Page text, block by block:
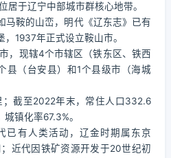
居于辽宁中部城市群核心地带。
马鞍的山峦，明代《辽东志》已有
，1937年正式设立鞍山市。
，现辖4个市辖区（铁东区、铁西
县（台安县）和1个县级市（海城
截至2022年末，常住人口332.6
镇化率67.3%。
已有人类活动，辽金时期属东京
近代因铁矿资源开发于20世纪初